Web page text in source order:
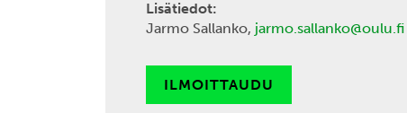
Lisätiedot:
Jarmo Sallanko, jarmo.sallanko@oulu.fi
ILMOITTAUDU